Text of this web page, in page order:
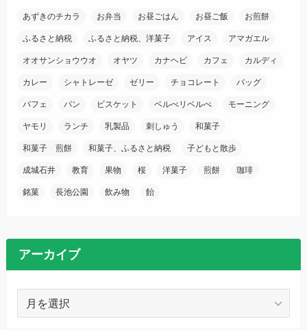
あずきのチカラ お弁当 お昼ごはん お昼ご飯 お煎餅
ふるさと納税 ふるさと納税、洋菓子 アイス アマガエル
オオサンショウウオ オヤツ カナヘビ カフェ カルディ
カレー シャトレーゼ ゼリー チョコレート バッグ
パフェ パン ビスケット ベルべリベルべ モーニング
ヤモリ ランチ 乳製品 刺しゅう 和菓子
和菓子 煎餅 和菓子、ふるさと納税 子どもと散歩
成城石井 教育 果物 桜 洋菓子 煎餅 珈琲
銘菓 長池公園 飲み物 飴
アーカイブ